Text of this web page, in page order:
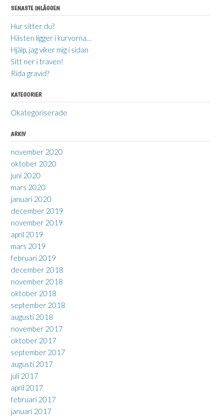
SENASTE INLÄGGEN
Hur sitter du?
Hästen ligger i kurvorna…
Hjälp, jag viker mig i sidan
Sitt ner i traven!
Rida gravid?
KATEGORIER
Okategoriserade
ARKIV
november 2020
oktober 2020
juni 2020
mars 2020
januari 2020
december 2019
november 2019
april 2019
mars 2019
februari 2019
december 2018
november 2018
oktober 2018
september 2018
augusti 2018
november 2017
oktober 2017
september 2017
augusti 2017
juli 2017
april 2017
februari 2017
januari 2017